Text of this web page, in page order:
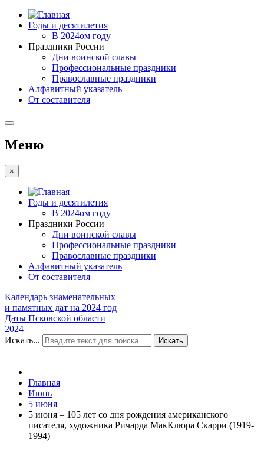
Годы и десятилетия
В 2024ом году
Праздники России
Дни воинской славы
Профессиональные праздники
Православные праздники
Алфавитный указатель
От составителя
Меню
×
Годы и десятилетия
В 2024ом году
Праздники России
Дни воинской славы
Профессиональные праздники
Православные праздники
Алфавитный указатель
От составителя
Календарь знаменательных
и памятных дат на 2024 год
Даты Псковской области
2024
Искать...
Искать
Главная
Июнь
5 июня
5 июня – 105 лет со дня рождения американского
писателя, художника Ричарда МакКлюра Скарри (1919-
1994)